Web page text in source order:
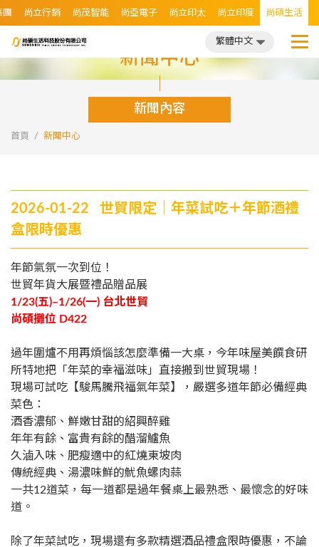
團 尚立行銷 尚茂智能 尚亞電子 尚立印太 尚立印度 尚碩生活
繁體中文
新聞中心
新聞內容
首頁 新聞中心
2026-01-22 世貿限定｜年菜試吃＋年節酒禮
盒限時優惠
年節氣氛一次到位！
世貿年貨大展暨禮品贈品展
1/23(五)–1/26(一) 台北世貿
尚碩攤位 D422
過年圍爐不用再煩惱該怎麼準備一大桌，今年味屋美饌食研
所特地把「年菜的幸福滋味」直接搬到世貿現場！
現場可試吃【駿馬騰飛福氣年菜】，嚴選多道年節必備經典
菜色：
酒香濃郁、鮮嫩甘甜的紹興醉雞
年年有餘、富貴有餘的醋溜鱸魚
久滷入味、肥瘦適中的紅燒東坡肉
傳統經典、湯濃味鮮的魷魚螺肉蒜
一共12道菜，每一道都是過年餐桌上最熟悉、最懷念的好味
道。
除了年菜試吃，現場還有多款精選酒品禮盒限時優惠，不論